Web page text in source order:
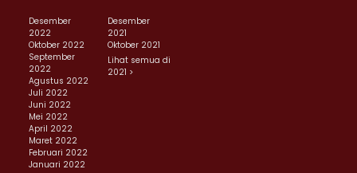
Desember
2022
Oktober 2022
September
2022
Agustus 2022
Juli 2022
Juni 2022
Mei 2022
April 2022
Maret 2022
Februari 2022
Januari 2022
Desember
2021
Oktober 2021
Lihat semua di
2021 >